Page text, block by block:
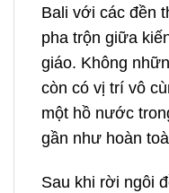
Bali với các đền
pha trộn giữa
giáo. Không
còn có vị trí vô
một hồ nước
gần như hoàn
Sau khi rời ngôi